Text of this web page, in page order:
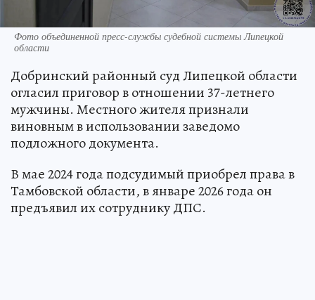
Фото объединенной пресс-службы судебной системы Липецкой
области
Добринский районный суд Липецкой области
огласил приговор в отношении 37-летнего
мужчины. Местного жителя признали
виновным в использовании заведомо
подложного документа.
В мае 2024 года подсудимый приобрел права в
Тамбовской области, в январе 2026 года он
предъявил их сотруднику ДПС.